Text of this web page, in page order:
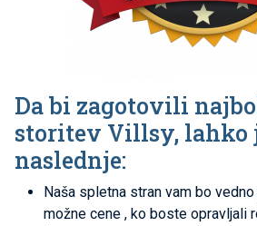
Da bi zagotovili
storitev Villsy, lahko
naslednje:
Naša spletna stran vam bo
možne cene , ko boste opravljali